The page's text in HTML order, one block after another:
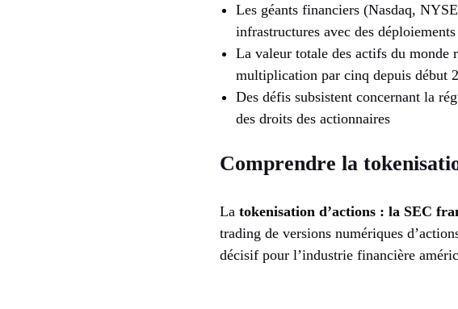
Les géants financiers (Nasdaq,
infrastructures avec des
La valeur totale des actifs du monde
multiplication par cinq depuis début
Des défis subsistent concernant la
des droits des actionnaires
Comprendre la
La tokenisation d’actions : la SEC
trading de versions numériques
décisif pour l’industrie financière